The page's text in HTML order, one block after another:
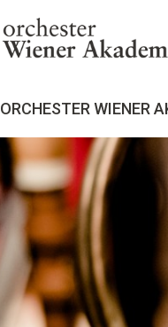
ORCHESTER WIENER